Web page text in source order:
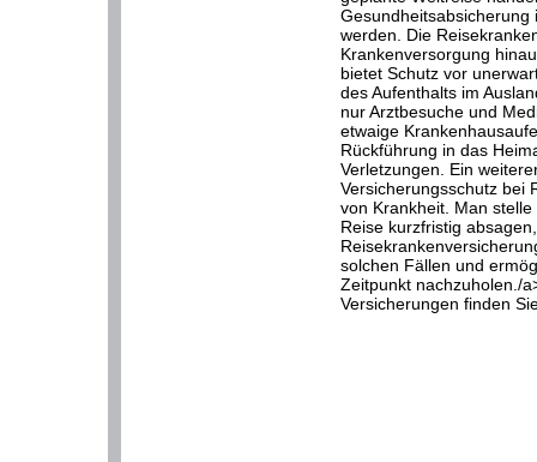
Gesundheitsabsicherung
werden. Die
Krankenversorgung
bietet Schutz vor
des Aufenthalts im
nur Arztbesuche und
etwaige
Rückführung in das
Verletzungen. Ein
Versicherungsschutz bei
von Krankheit. Man
Reise kurzfristig
solchen Fällen und
Zeitpunkt nachzuholen./
Versicherungen finden